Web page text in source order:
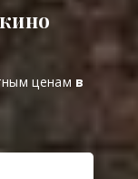
ценам в